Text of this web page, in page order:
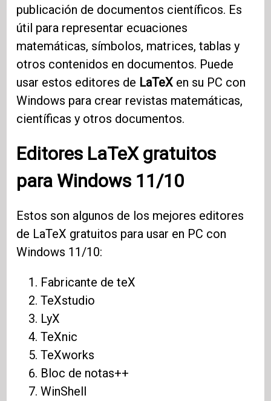
publicación de documentos científicos. Es
útil para representar ecuaciones
matemáticas, símbolos, matrices, tablas y
otros contenidos en documentos. Puede
usar estos editores de LaTeX en su PC con
Windows para crear revistas matemáticas,
científicas y otros documentos.
Editores LaTeXgratuitos
paraWindows 11/10
Estos son algunos de los mejores editores
de LaTeX gratuitos para usar en PC con
Windows 11/10:
Fabricante de teX
TeXstudio
LyX
TeXnic
TeXworks
Bloc de notas++
WinShell